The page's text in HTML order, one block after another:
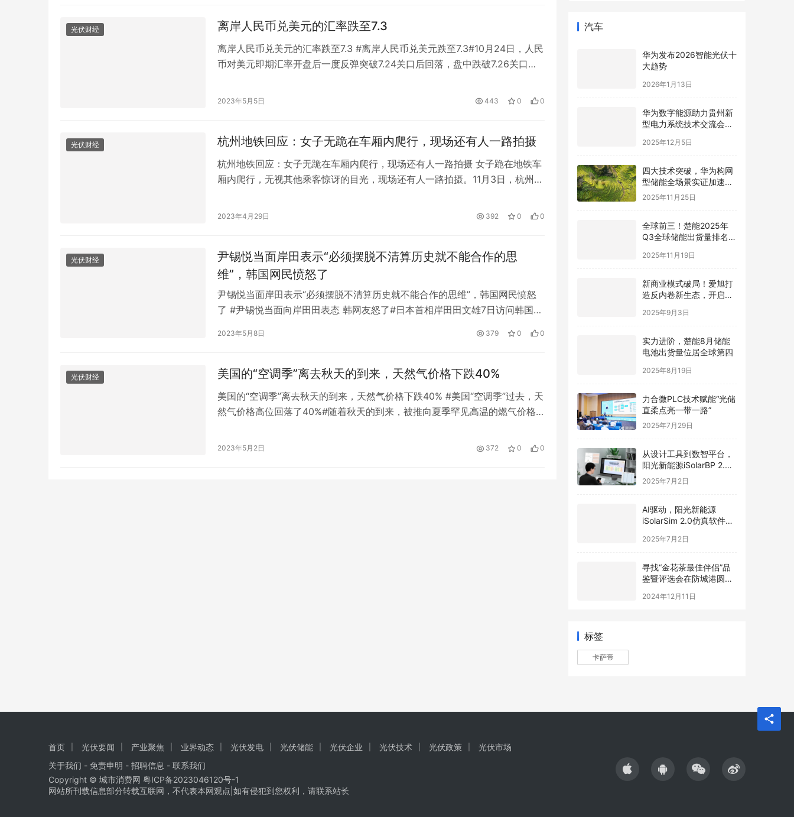
光伏财经 离岸人民币兑美元的汇率跌至7.3
离岸人民币兑美元的汇率跌至7.3 #离岸人民币兑美元跌至7.3#10月24日，人民
币对美元即期汇率开盘后一度反弹突破7.24关口后回落，盘中跌破7.26关口，
再次刷新了2008年1月中旬以来的新低。 今年以来，人民币对美元即期汇率累
2023年5月5日 443 0 0
光伏财经 杭州地铁回应：女子无跪在车厢内爬行，现场还有人一路拍摄
杭州地铁回应：女子无跪在车厢内爬行，现场还有人一路拍摄 女子跪在地铁车
厢内爬行，无视其他乘客惊讶的目光，现场还有人一路拍摄。11月3日，杭州地
2023年4月29日 392 0 0
光伏财经
尹锡悦当面岸田表示“必须摆脱不清算历史就不能合作的思
维”，韩国网民愤怒了
尹锡悦当面岸田表示“必须摆脱不清算历史就不能合作的思维”，韩国网民愤怒
了 #尹锡悦当面向岸田田表态 韩网友怒了#日本首相岸田田文雄7日访问韩国，
的关注。 据NHK报道，尹西月向岸田田表示，“必须摆脱不清算历史就无法推
被警告…
2023年5月8日 379 0 0
光伏财经 美国的“空调季”离去秋天的到来，天然气价格下跌40%
美国的“空调季”离去秋天的到来，天然气价格下跌40% #美国“空调季”过去，天
然气价格高位回落了40%#随着秋天的到来，被推向夏季罕见高温的燃气价格
百万英热的最高点，下跌40%，至6.01美元/百万英热。 上周，天然气期货价格
2023年5月2日 372 0 0
汽车
华为发布2026智能光伏十
大趋势
2026年1月13日
华为数字能源助力贵州新
型电力系统技术交流会在
2025年12月5日
四大技术突破，华为构网
型储能全场景实证加速新
2025年11月25日
全球前三！楚能2025年
Q3全球储能出货量排名再
2025年11月19日
新商业模式破局！爱旭打
造反内卷新生态，开启光
2025年9月3日
实力进阶，楚能8月储能
电池出货量位居全球第四
2025年8月19日
力合微PLC技术赋能“光储
直柔点亮一带一路”
2025年7月29日
从设计工具到数智平台，
阳光新能源iSolarBP 2.0
式！
2025年7月2日
AI驱动，阳光新能源
iSolarSim 2.0仿真软件引
2025年7月2日
寻找“金花茶最佳伴侣”品
鉴暨评选会在防城港圆满
举办，年度最佳配方诞生
2024年12月11日
标签
卡萨帝
首页 光伏要闻 产业聚焦 业界动态 光伏发电 光伏储能 光伏企业 光伏技术 光伏政策
光伏市场
关于我们 - 免责申明 - 招聘信息 - 联系我们
Copyright © 城市消费网 粤ICP备2023046120号-1
网站所刊载信息部分转载互联网，不代表本网观点|如有侵犯到您权利，请联系站长